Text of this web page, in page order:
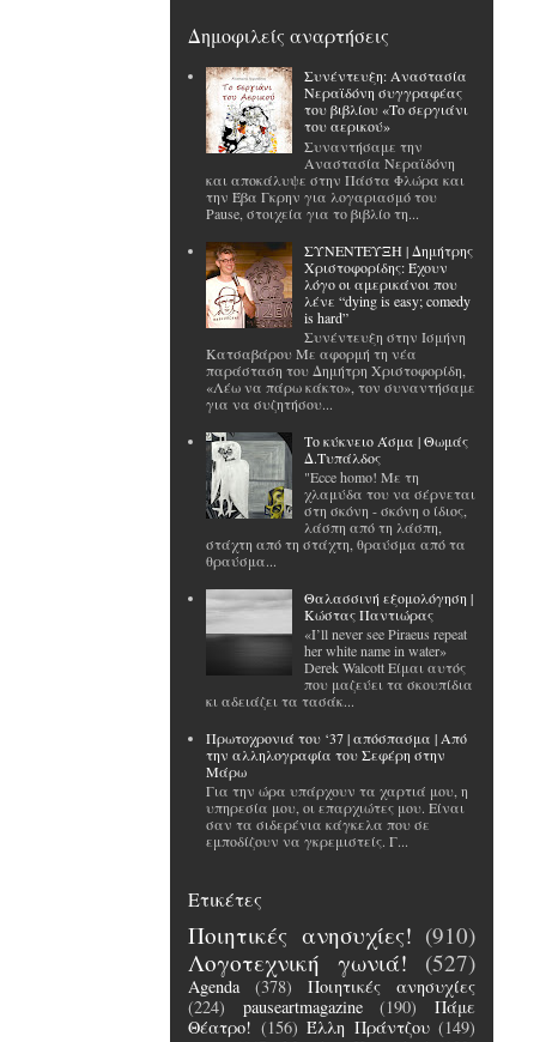
Δημοφιλείς αναρτήσεις
Συνέντευξη: Αναστασία
Νεραϊδόνη συγγραφέας
του βιβλίου «Το σεργιάνι
του αερικού»
Συναντήσαμε την
Αναστασία Νεραϊδόνη
και αποκάλυψε στην Πάστα Φλώρα και
την Έβα Γκρην για λογαριασμό του
Pause, στοιχεία για το βιβλίο τη...
ΣΥΝΕΝΤΕΥΞΗ | Δημήτρης
Χριστοφορίδης: Έχουν
λόγο οι αμερικάνοι που
λένε “dying is easy; comedy
is hard”
Συνέντευξη στην Ισμήνη
Κατσαβάρου Με αφορμή τη νέα
παράσταση του Δημήτρη Χριστοφορίδη,
«Λέω να πάρω κάκτο», τον συναντήσαμε
για να συζητήσου...
Το κύκνειο Άσμα | Θωμάς
Δ.Τυπάλδος
"Ecce homo! Με τη
χλαμύδα του να σέρνεται
στη σκόνη - σκόνη ο ίδιος,
λάσπη από τη λάσπη,
στάχτη από τη στάχτη, θραύσμα από τα
θραύσμα...
Θαλασσινή εξομολόγηση |
Κώστας Παντιώρας
«I’ll never see Piraeus repeat
her white name in water»
Derek Walcott Είμαι αυτός
που μαζεύει τα σκουπίδια
κι αδειάζει τα τασάκ...
Πρωτοχρονιά του ‘37 | απόσπασμα | Από
την αλληλογραφία του Σεφέρη στην
Μάρω
Για την ώρα υπάρχουν τα χαρτιά μου, η
υπηρεσία μου, οι επαρχιώτες μου. Είναι
σαν τα σιδερένια κάγκελα που σε
εμποδίζουν να γκρεμιστείς. Γ...
Ετικέτες
Ποιητικές ανησυχίες! (910)
Λογοτεχνική γωνιά!
(527)
Agenda (378)
Ποιητικές ανησυχίες
(224)
pauseartmagazine (190)
Πάμε
Θέατρο! (156) Έλλη Πράντζου (149)